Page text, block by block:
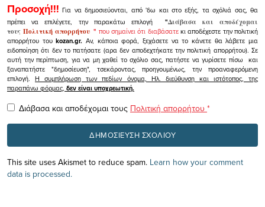
Προσοχή!!! Για να δημοσιεύονται, από 'δω και στο εξής, τα σχόλιά σας, θα
πρέπει να επιλέγετε, την παρακάτω επιλογή
"Διάβασα και αποδέχομαι
τουςΠολιτική απορρήτου" που σημαίνει ότι διαβάσατεκι αποδέχεστε την πολιτική
απορρήτου τουkozan.gr. Αν, κάποια φορά, ξεχάσετε να το κάνετε θα λάβετε μια
ειδοποίηση ότι δεν το πατήσατε (αρα δεν αποδεχτήκατε την πολιτική απορρήτου). Σε
αυτή την περίπτωση, για να μη χαθεί το σχόλιο σας, πατήστε να γυρίσετε πίσω και
ξαναπατήστε "δημοσίευση", τσεκάροντας, προηγουμένως, την προαναφερόμενη
επιλογή.Η συμπλήρωση των πεδίων όνομα, Ηλ. διεύθυνση και ιστότοπος, της
παραπάνω φόρμας, δεν είναι υποχρεωτική.
Διάβασα και αποδέχομαι τους Πολιτική απορρήτου *
This site uses Akismet to reduce spam. Learn how your comment
data is processed.